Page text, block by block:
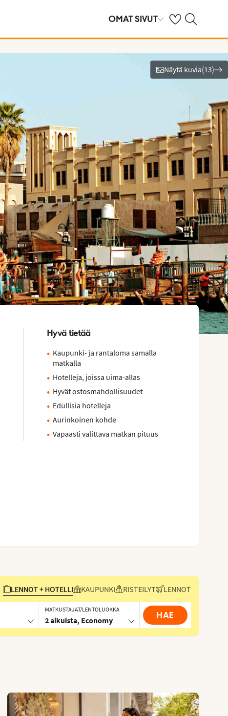
OMAT SIVUT OmatHaku
Näytä kuvia(13)
Hyvä tietää
Kaupunki- ja rantaloma samalla
matkalla
Hotelleja, joissa uima-allas
Hyvät ostosmahdollisuudet
Edullisia hotelleja
Aurinkoinen kohde
Vapaasti valittava matkan pituus
LENNOT + HOTELLI KAUPUNKI RISTEILYT LENNOT
MATKUSTAJAT/LENTOLUOKKA
2 aikuista, Economy HAE